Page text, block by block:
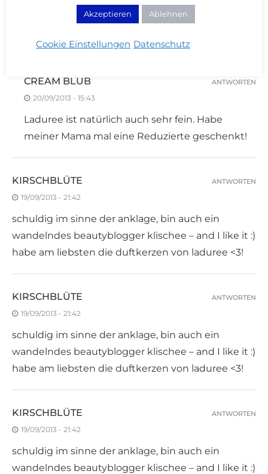
schuldig im sinne der anklage, bin auch ein
wandelndes beautyblogger klischee – and I like it :)
CREAM BLUB
20/09/2013 - 15:43
Laduree ist natürlich auch sehr fein. Habe
meiner Mama mal eine Reduzierte geschenkt!
ANTWORTEN
KIRSCHBLÜTE
19/09/2013 - 21:42
schuldig im sinne der anklage, bin auch ein
wandelndes beautyblogger klischee – and I like it :)
habe am liebsten die duftkerzen von laduree <3!
ANTWORTEN
KIRSCHBLÜTE
19/09/2013 - 21:42
schuldig im sinne der anklage, bin auch ein
wandelndes beautyblogger klischee – and I like it :)
habe am liebsten die duftkerzen von laduree <3!
ANTWORTEN
KIRSCHBLÜTE
19/09/2013 - 21:42
schuldig im sinne der anklage, bin auch ein
wandelndes beautyblogger klischee – and I like it :)
ANTWORTEN
Akzeptieren Ablehnen
Cookie Einstellungen Datenschutz